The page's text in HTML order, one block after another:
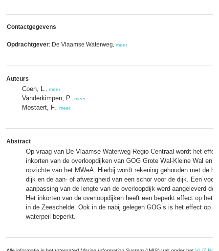
Contactgegevens
Opdrachtgever: De Vlaamse Waterweg meer
Auteurs
Coen, L. meer
Vanderkimpen, P. meer
Mostaert, F. meer
Abstract
Op vraag van De Vlaamse Waterweg Regio Centraal wordt het
inkorten van de overloopdijken van GOG Grote Wal-Kleine Wal en
opzichte van het MWeA. Hierbij wordt rekening gehouden met de
dijk en de aan- of afwezigheid van een schor voor de dijk. Een
aanpassing van de lengte van de overloopdijk werd aangeleverd
Het inkorten van de overloopdijken heeft een beperkt effect op het
in de Zeeschelde. Ook in de nabij gelegen GOG’s is het effect op
waterpeil beperkt.